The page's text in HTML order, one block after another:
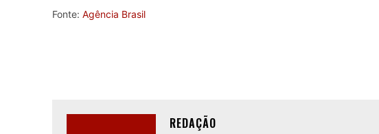
Fonte: Agência Brasil
REDAÇÃO